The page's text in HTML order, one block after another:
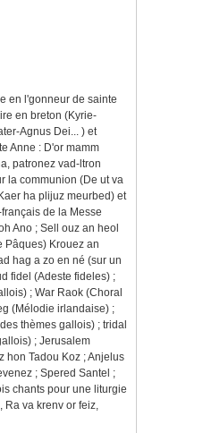
en l'gonneur de sainte
en breton (Kyrie-
Agnus Dei... ) et
Anne : D'or mamm
patronez vad-ltron
la communion (De ut va
ha plijuz meurbed) et
de la Messe
Ano ; Sell ouz an heol
Pâques) Krouez an
hag a zo en né (sur un
fidel (Adeste fideles) ;
; War Raok (Choral
(Mélodie irlandaise) ;
thèmes gallois) ; tridal
; Jerusalem
hon Tadou Koz ; Anjelus
; Spered Santel ;
chants pour une liturgie
va krenv or feiz,